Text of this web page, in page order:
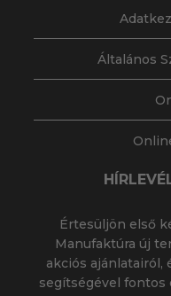
Általános
Értesüljön első
Manufaktúra új
akciós ajánlatairól,
segítségével fontos